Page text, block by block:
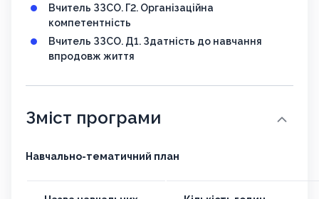
Вчитель ЗЗСО. Г2. Організаційна
компетентність
Вчитель ЗЗСО. Д1. Здатність до навчання
впродовж життя
Зміст програми
Навчально-тематичний план